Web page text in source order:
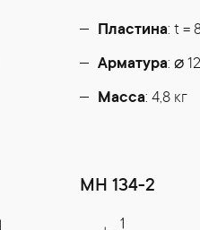
Пластина: t =
Арматура: ⌀
Масса: 4,8 кг
МН 134-2